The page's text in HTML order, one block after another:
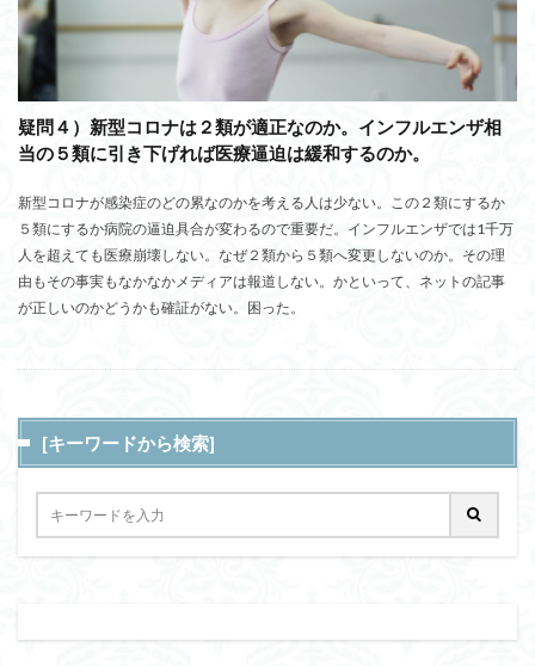
疑問４）新型コロナは２類が適正なのか。インフルエンザ相
当の５類に引き下げれば医療逼迫は緩和するのか。
新型コロナが感染症のどの累なのかを考える人は少ない。この２類にするか
５類にするか病院の逼迫具合が変わるので重要だ。インフルエンザでは1千万
人を超えても医療崩壊しない。なぜ２類から５類へ変更しないのか。その理
由もその事実もなかなかメディアは報道しない。かといって、ネットの記事
が正しいのかどうかも確証がない。困った。
[キーワードから検索]